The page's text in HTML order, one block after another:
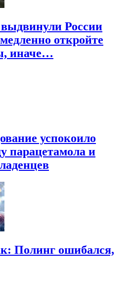
России
откройте
иначе…
успокоило
парацетамола и
Полинг ошибался,